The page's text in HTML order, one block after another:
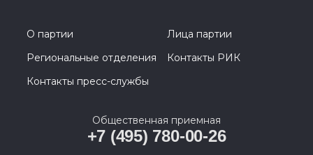
О партии
Лица партии
Региональные отделения
Контакты РИК
Контакты пресс-службы
Общественная приемная
+7 (495) 780-00-26